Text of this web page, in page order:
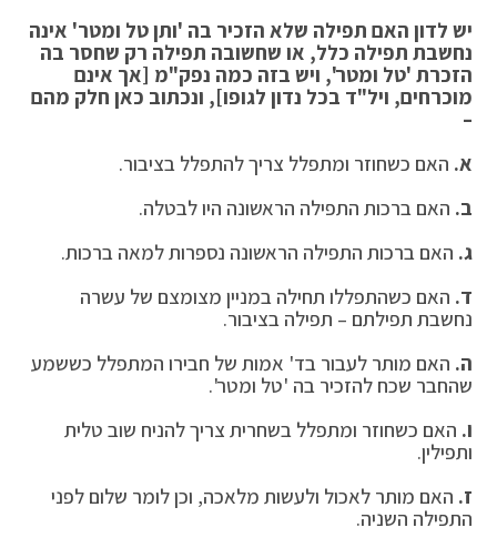
יש לדון האם תפילה שלא הזכיר בה 'ותן טל ומטר' אינה
נחשבת תפילה כלל, או שחשובה תפילה רק שחסר בה
הזכרת 'טל ומטר', ויש בזה כמה נפק"מ [אך אינם
מוכרחים, ויל"ד בכל נדון לגופו], ונכתוב כאן חלק מהם
–
א. האם כשחוזר ומתפלל צריך להתפלל בציבור.
ב. האם ברכות התפילה הראשונה היו לבטלה.
ג. האם ברכות התפילה הראשונה נספרות למאה ברכות.
ד. האם כשהתפללו תחילה במניין מצומצם של עשרה
נחשבת תפילתם – תפילה בציבור.
ה. האם מותר לעבור בד' אמות של חבירו המתפלל כששמע
שהחבר שכח להזכיר בה 'טל ומטר'.
ו. האם כשחוזר ומתפלל בשחרית צריך להניח שוב טלית
ותפילין.
ז. האם מותר לאכול ולעשות מלאכה, וכן לומר שלום לפני
התפילה השניה.